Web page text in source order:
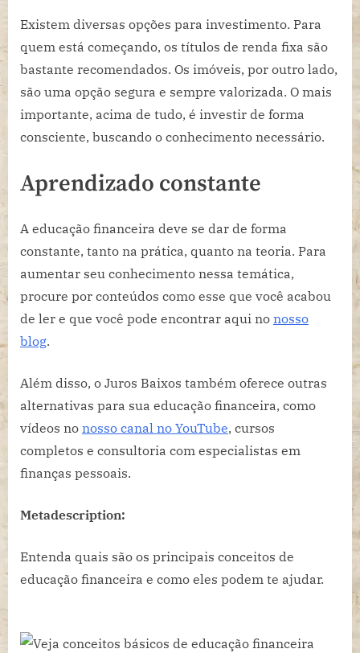
Existem diversas opções para investimento. Para
quem está começando, os títulos de renda fixa são
bastante recomendados. Os imóveis, por outro lado,
são uma opção segura e sempre valorizada. O mais
importante, acima de tudo, é investir de forma
consciente, buscando o conhecimento necessário.
Aprendizado constante
A educação financeira deve se dar de forma
constante, tanto na prática, quanto na teoria. Para
aumentar seu conhecimento nessa temática,
procure por conteúdos como esse que você acabou
de ler e que você pode encontrar aqui no nosso
blog.
Além disso, o Juros Baixos também oferece outras
alternativas para sua educação financeira, como
vídeos no nosso canal no YouTube, cursos
completos e consultoria com especialistas em
finanças pessoais.
Metadescription:
Entenda quais são os principais conceitos de
educação financeira e como eles podem te ajudar.